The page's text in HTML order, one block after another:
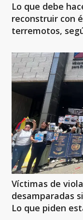
Lo que debe
reconstruir con
terremotos,
Víctimas de
desamparadas
Lo que piden